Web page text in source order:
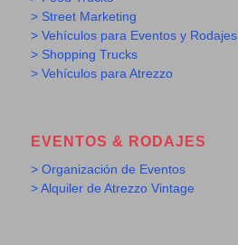
> Street Marketing
> Vehículos para Eventos y Rodajes
> Shopping Trucks
> Vehículos para Atrezzo
EVENTOS & RODAJES
> Organización de Eventos
> Alquiler de Atrezzo Vintage